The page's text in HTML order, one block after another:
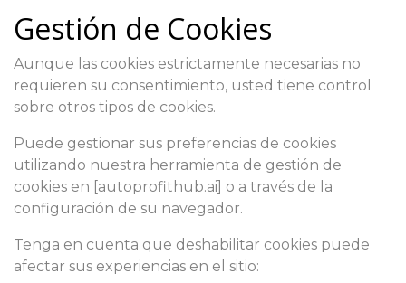
Gestión de Cookies
Aunque las cookies estrictamente necesarias no
requieren su consentimiento, usted tiene control
sobre otros tipos de cookies.
Puede gestionar sus preferencias de cookies
utilizando nuestra herramienta de gestión de
cookies en [autoprofithub.ai] o a través de la
configuración de su navegador.
Tenga en cuenta que deshabilitar cookies puede
afectar sus experiencias en el sitio: